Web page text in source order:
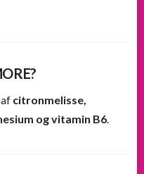
citronmelisse,
og vitamin B6.